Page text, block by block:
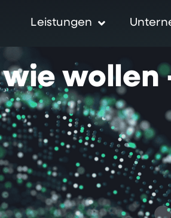
Leistungen
wie wollen